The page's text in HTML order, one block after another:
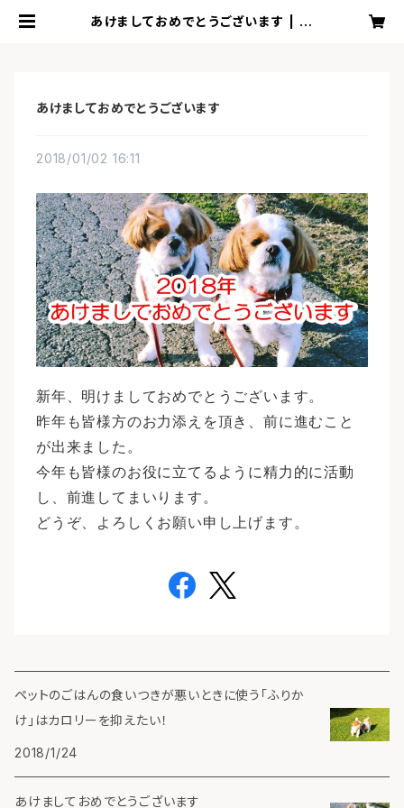
あけましておめでとうございます | 天
あけましておめでとうございます
2018/01/02 16:11
新年、明けましておめでとうございます。
昨年も皆様方のお力添えを頂き、前に進むこと
が出来ました。
今年も皆様のお役に立てるように精力的に活動
し、前進してまいります。
どうぞ、よろしくお願い申し上げます。
ペットのごはんの食いつきが悪いときに使う「ふりか
け」はカロリーを抑えたい！
2018/1/24
あけましておめでとうございます